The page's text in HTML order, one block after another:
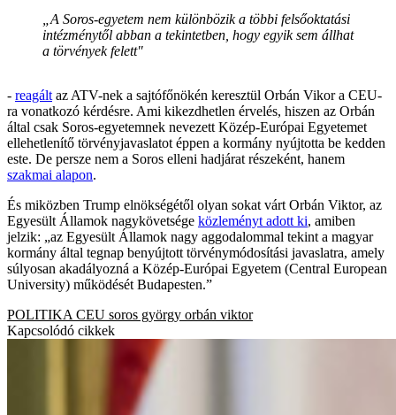
„A Soros-egyetem nem különbözik a többi felsőoktatási
intézménytől abban a tekintetben, hogy egyik sem állhat
a törvények felett"
- reagált az ATV-nek a sajtófőnökén keresztül Orbán Vikor a CEU-
ra vonatkozó kérdésre. Ami kikezdhetlen érvelés, hiszen az Orbán
által csak Soros-egyetemnek nevezett Közép-Európai Egyetemet
ellehetlenítő törvényjavaslatot éppen a kormány nyújtotta be kedden
este. De persze nem a Soros elleni hadjárat részeként, hanem
szakmai alapon.
És miközben Trump elnökségétől olyan sokat várt Orbán Viktor, az
Egyesült Államok nagykövetsége közleményt adott ki, amiben
jelzik: „az Egyesült Államok nagy aggodalommal tekint a magyar
kormány által tegnap benyújtott törvénymódosítási javaslatra, amely
súlyosan akadályozná a Közép-Európai Egyetem (Central European
University) működését Budapesten.”
POLITIKA CEU soros györgy orbán viktor
Kapcsolódó cikkek